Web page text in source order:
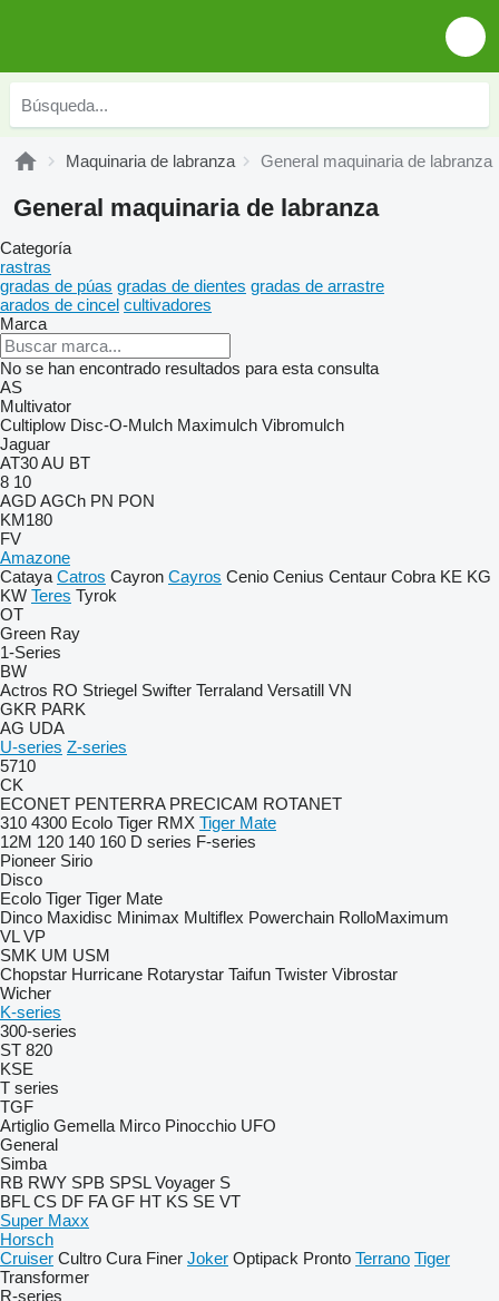
Maquinaria de labranza General maquinaria de labranza
General maquinaria de labranza
Categoría
rastras
gradas de púas gradas de dientes gradas de arrastre
arados de cincel cultivadores
Marca
No se han encontrado resultados para esta consulta
AS
Multivator
Cultiplow Disc-O-Mulch Maximulch Vibromulch
Jaguar
AT30AU BT
8 10
AGD AGCh PN PON
KM180
FV
Amazone
Cataya Catros Cayron Cayros Cenio Cenius Centaur Cobra KE KG
KW Teres Tyrok
OT
Green Ray
1-Series
BW
Actros RO Striegel Swifter Terraland Versatill VN
GKR PARK
AG UDA
U-series Z-series
5710
CK
ECONET PENTERRA PRECICAM ROTANET
310 4300 Ecolo Tiger RMX Tiger Mate
12M 120 140 160 D series F-series
Pioneer Sirio
Disco
Ecolo Tiger Tiger Mate
Dinco Maxidisc Minimax Multiflex Powerchain RolloMaximum
VL VP
SMK UM USM
Chopstar Hurricane Rotarystar Taifun Twister Vibrostar
Wicher
K-series
300-series
ST 820
KSE
T series
TGF
Artiglio Gemella Mirco Pinocchio UFO
General
Simba
RB RWY SPB SPSL Voyager S
BFL CS DF FA GF HT KS SE VT
Super Maxx
Horsch
Cruiser Cultro Cura Finer Joker Optipack Pronto Terrano Tiger
Transformer
R-series